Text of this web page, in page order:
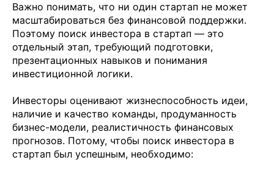
Важно понимать, что ни один стартап не может
масштабироваться без финансовой поддержки.
Поэтому поиск инвестора в стартап — это
отдельный этап, требующий подготовки,
презентационных навыков и понимания
инвестиционной логики.
Инвесторы оценивают жизнеспособность идеи,
наличие и качество команды, продуманность
бизнес-модели, реалистичность финансовых
прогнозов. Потому, чтобы поиск инвестора в
стартап был успешным, необходимо: